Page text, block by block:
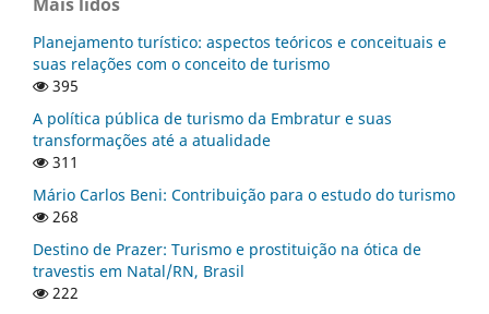
Planejamento turístico: aspectos teóricos e conceituais e
suas relações com o conceito de turismo
395
A política pública de turismo da Embratur e suas
transformações até a atualidade
311
Mário Carlos Beni: Contribuição para o estudo do turismo
268
Destino de Prazer: Turismo e prostituição na ótica de
travestis em Natal/RN, Brasil
222